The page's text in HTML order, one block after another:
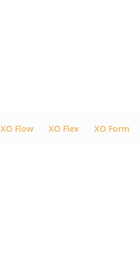
XO Flow XO Flex XO Form